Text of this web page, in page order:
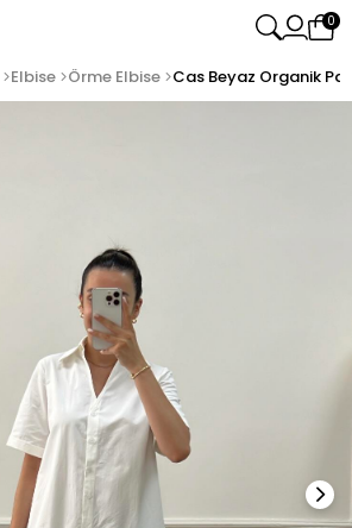
0
Elbise Örme Elbise Cas Beyaz Organik